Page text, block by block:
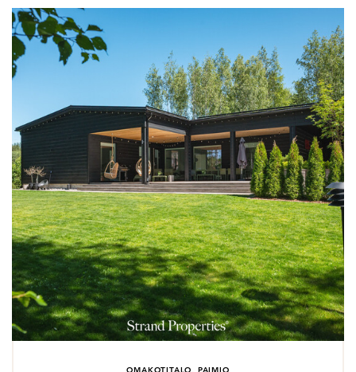
Tarkka visuaalinen silmä ja taito tuoda jokainen kohde
parhaalla tavalla esiin erottavat Sirpan edukseen. Hän
tietää, miten kodit saadaan näyttämään juuri siltä,
mihin ostajat ihastuvat.
Sirpan työskentelystä välittyy aito intohimo –
välittäminen on hänelle enemmän kuin ammatti, se on
elämäntapa.
Vapaa-ajallaan Sirpa rentoutuu Naantalin kodissaan ja
nauttii ulkoilusta Afgaaninvinttikoiransa kanssa.
OMAKOTITALO, PAIMIO